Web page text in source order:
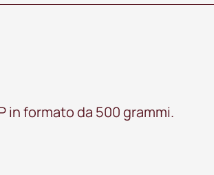
in formato da 500 grammi.